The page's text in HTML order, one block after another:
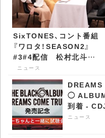
SixTONES、コント番組
『ワロタ！SEASON2』
#3#4配信 松村北斗
の“ある表情”に大盛り上
がり - CDJournal ニュー
ス
ニュース
DREAMS
◯ ALBUM
到着 -
ニュース